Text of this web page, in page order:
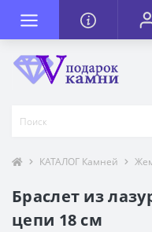
КАТАЛОГ Камней
Браслет из
цепи 18 см